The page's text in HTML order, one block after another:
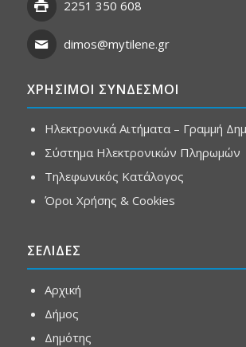
2251 350 608
dimos@mytilene.gr
ΧΡΗΣΙΜΟΙ ΣΥΝΔΕΣΜΟΙ
Ηλεκτρονικά Αιτήματα – Γραμμή
Σύστημα Ηλεκτρονικών Πληρωμών
Τηλεφωνικός Κατάλογος
Όροι Χρήσης & Cookies
ΣΕΛΙΔΕΣ
Αρχική
Δήμος
Δημότης